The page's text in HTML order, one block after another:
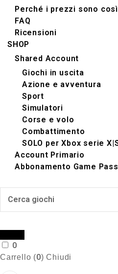
Perché i prezzi sono
FAQ
Ricensioni
SHOP
Shared Account
Giochi in uscita
Azione e avventura
Sport
Simulatori‬
Corse e volo
Combattimento
SOLO per Xbox serie
Account Primario
Abbonamento Game
0
Carrello (0)Chiudi